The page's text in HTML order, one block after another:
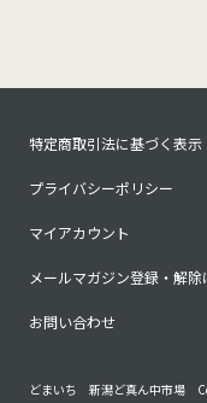
特定商取引法に基づく表示
プライバシーポリシー
マイアカウント
メールマガジン登録・解除
お問い合わせ
どまいち 新潟ど真ん中市場